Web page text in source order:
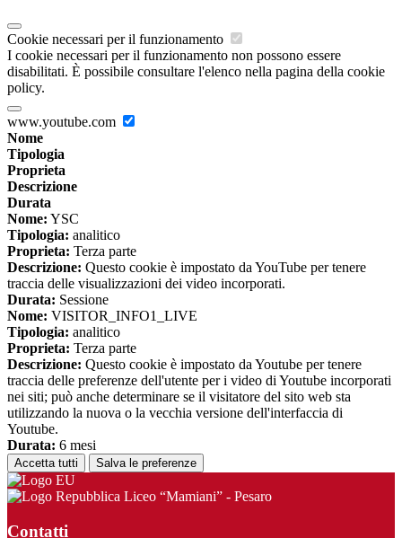
Cookie necessari per il funzionamento
I cookie necessari per il funzionamento non possono essere
disabilitati. È possibile consultare l'elenco nella pagina della cookie
policy.
www.youtube.com
Nome
Tipologia
Proprieta
Descrizione
Durata
Nome: YSC
Tipologia: analitico
Proprieta: Terza parte
Descrizione: Questo cookie è impostato da YouTube per tenere
traccia delle visualizzazioni dei video incorporati.
Durata: Sessione
Nome: VISITOR_INFO1_LIVE
Tipologia: analitico
Proprieta: Terza parte
Descrizione: Questo cookie è impostato da Youtube per tenere
traccia delle preferenze dell'utente per i video di Youtube incorporati
nei siti; può anche determinare se il visitatore del sito web sta
utilizzando la nuova o la vecchia versione dell'interfaccia di
Youtube.
Durata: 6 mesi
Accetta tutti Salva le preferenze
Liceo “Mamiani” - Pesaro
Contatti